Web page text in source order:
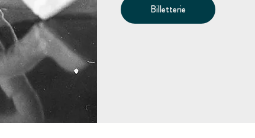
Billetterie